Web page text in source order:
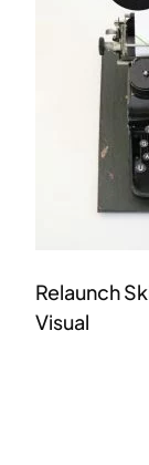
Relaunch
Visual